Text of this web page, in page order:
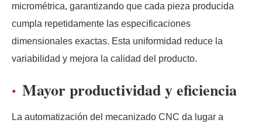
micrométrica, garantizando que cada pieza producida
cumpla repetidamente las especificaciones
dimensionales exactas. Esta uniformidad reduce la
variabilidad y mejora la calidad del producto.
Mayor productividad y eficiencia
La automatización del mecanizado CNC da lugar a